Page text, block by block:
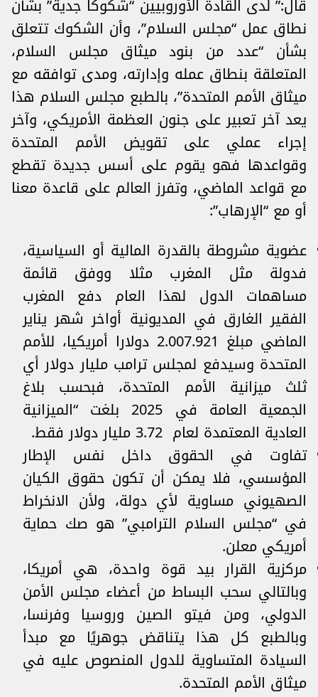
قال:” لدى القادة الأوروبيين “شكوكا جدية” بشأن
نطاق عمل “مجلس السلام”، وأن الشكوك تتعلق
بشأن “عدد من بنود ميثاق مجلس السلام،
المتعلقة بنطاق عمله وإدارته، ومدى توافقه مع
ميثاق الأمم المتحدة”، بالطبع مجلس السلام هذا
يعد آخر تعبير على جنون العظمة الأمريكي، وآخر
إجراء عملي على تقويض الأمم المتحدة
وقواعدها فهو يقوم على أسس جديدة تقطع
مع قواعد الماضي، وتفرز العالم على قاعدة معنا
أو مع “الإرهاب”:
عضوية مشروطة بالقدرة المالية أو السياسية،
فدولة مثل المغرب مثلا ووفق قائمة
مساهمات الدول لهذا العام دفع المغرب
الفقير الغارق في المديونية أواخر شهر يناير
الماضي مبلغ 2.007.921 دولارا أمريكيا، للأمم
المتحدة وسيدفع لمجلس ترامب مليار دولار أي
ثلث ميزانية الأمم المتحدة، فبحسب بلاغ
الجمعية العامة في 2025 بلغت “الميزانية
العادية المعتمدة لعام 3.72 مليار دولار فقط.
تفاوت في الحقوق داخل نفس الإطار
المؤسسي، فلا يمكن أن تكون حقوق الكيان
الصهيوني مساوية لأي دولة، ولأن الانخراط
في “مجلس السلام الترامبي” هو صك حماية
أمريكي معلن.
مركزية القرار بيد قوة واحدة، هي أمريكا،
وبالتالي سحب البساط من أعضاء مجلس الأمن
الدولي، ومن فيتو الصين وروسيا وفرنسا،
وبالطبع كل هذا يتناقض جوهريًا مع مبدأ
السيادة المتساوية للدول المنصوص عليه في
ميثاق الأمم المتحدة.